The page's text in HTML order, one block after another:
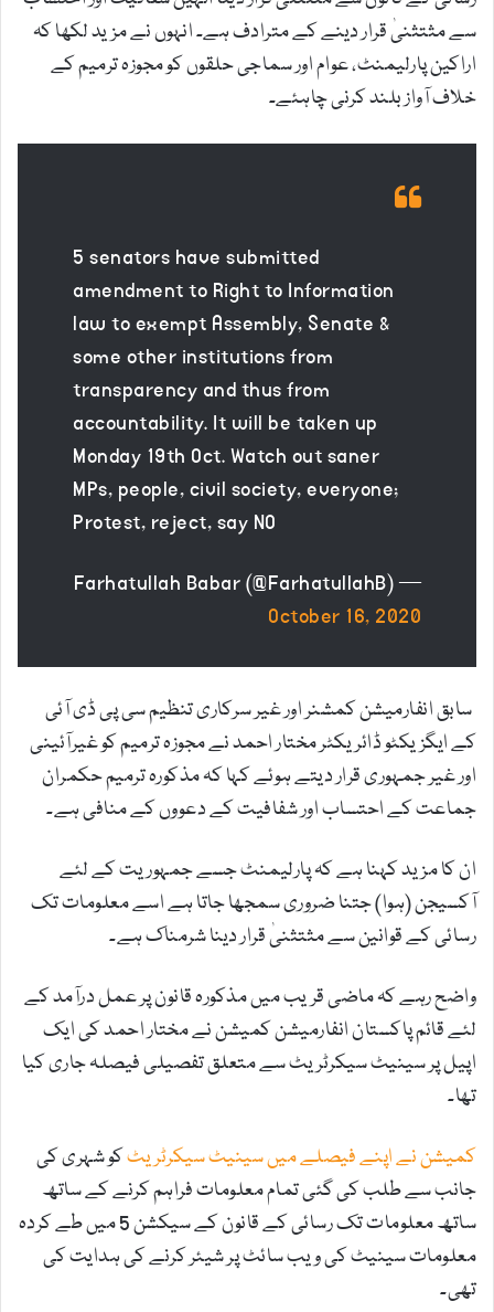
سے مثتثنیٰ قرار دینے کے مترادف ہے۔ انہوں نے مزید لکھا کہ
اراکین پارلیمنٹ، عوام اور سماجی حلقوں کو مجوزہ ترمیم کے
خلاف آواز بلند کرنی چاہئے۔
5 senators have submitted
amendment to Right to Information
law to exempt Assembly, Senate &
some other institutions from
transparency and thus from
accountability. It will be taken up
Monday 19th Oct. Watch out saner
MPs, people, civil society, everyone;
Protest, reject, say NO
— Farhatullah Babar (@FarhatullahB)
October 16, 2020
سابق انفارمیشن کمشنر اور غیر سرکاری تنظیم سی پی ڈی آئی
کے ایگزیکٹو ڈائریکٹر مختار احمد نے مجوزہ ترمیم کو غیرآئینی
اور غیر جمہوری قرار دیتے ہوئے کہا کہ مذکورہ ترمیم حکمران
جماعت کے احتساب اور شفافیت کے دعووں کے منافی ہے۔
ان کا مزید کہنا ہے کہ پارلیمنٹ جسے جمہوریت کے لئے
آکسیجن (ہوا) جتنا ضروری سمجھا جاتا ہے اسے معلومات تک
رسائی کے قوانین سے مثتثنیٰ قرار دینا شرمناک ہے۔
واضح رہے کہ ماضی قریب میں مذکورہ قانون پر عمل درآمد کے
لئے قائم پاکستان انفارمیشن کمیشن نے مختار احمد کی ایک
اپیل پر سینیٹ سیکرٹریٹ سے متعلق تفصیلی فیصلہ جاری کیا
تھا۔
کمیشن نے اپنے فیصلے میں سینیٹ سیکرٹریٹکو شہری کی
جانب سے طلب کی گئی تمام معلومات فراہم کرنے کے ساتھ
ساتھ معلومات تک رسائی کے قانون کے سیکشن 5 میں طے کردہ
معلومات سینیٹ کی ویب سائٹ پر شیئر کرنے کی ہدایت کی
تھی۔